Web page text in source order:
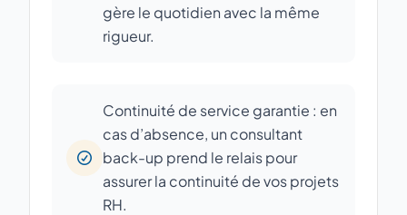
gère le quotidien avec la même
rigueur.
Continuité de service garantie : en
cas d’absence, un consultant
back-up prend le relais pour
assurer la continuité de vos projets
RH.